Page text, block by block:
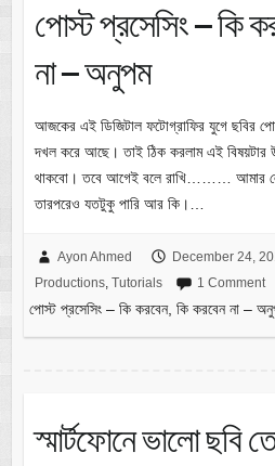
পোস্ট প্রসেসিং – কি
না – অনুপম
আজকের এই ডিজিটাল ফটোগ্রাফির যুগে ছবির
দখল করে আছে। তাই ঠিক করলাম এই বিষয়টার
থাকবো। তবে আগেই বলে রাখি……… আমার
তারপরেও যতটুকু পারি আর কি।…
Ayon Ahmed December 24,
Productions, Tutorials 1 Comment
পোস্ট প্রসেসিং – কি করবেন, কি করবেন না –
স্মার্টফোনে ভালো ছবি